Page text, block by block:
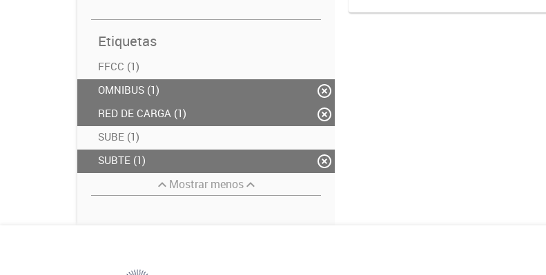
Etiquetas
FFCC (1)
OMNIBUS (1)
RED DE CARGA (1)
SUBE (1)
SUBTE (1)
Mostrar menos